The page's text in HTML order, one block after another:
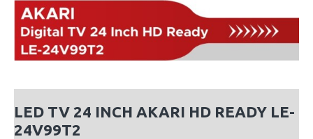
LED TV 24 INCH AKARI HD READY LE-
24V99T2